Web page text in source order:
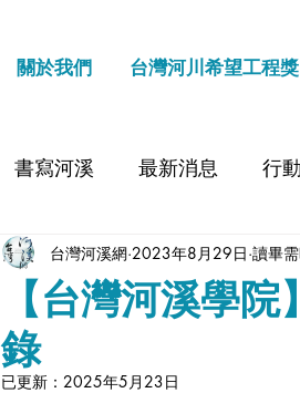
關於我們 台灣河川希望工程獎
書寫河溪 最新消息 行
【台灣河溪學
錄
台灣河溪網 2023年8月29日 讀畢
已更新： 2025年5月23日